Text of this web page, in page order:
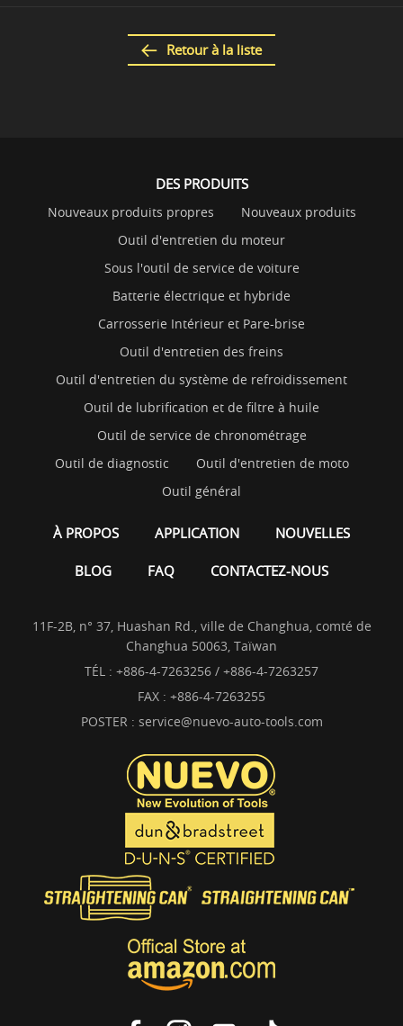
Retour à la liste
DES PRODUITS
Nouveaux produits propres
Nouveaux produits
Outil d'entretien du moteur
Sous l'outil de service de voiture
Batterie électrique et hybride
Carrosserie Intérieur et Pare-brise
Outil d'entretien des freins
Outil d'entretien du système de refroidissement
Outil de lubrification et de filtre à huile
Outil de service de chronométrage
Outil de diagnostic
Outil d'entretien de moto
Outil général
À PROPOS APPLICATION NOUVELLES
BLOG FAQ CONTACTEZ-NOUS
11F-2B, n° 37, Huashan Rd., ville de Changhua, comté de
Changhua 50063, Taïwan
TÉL : +886-4-7263256 / +886-4-7263257
FAX : +886-4-7263255
POSTER : service@nuevo-auto-tools.com